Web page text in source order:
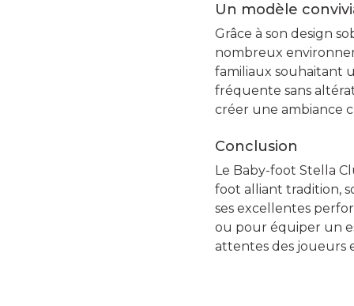
Un modèle
Grâce à son design
nombreux
familiaux souhaitant
fréquente sans
créer une ambiance
Conclusion
Le Baby-foot Stella
foot alliant tradition,
ses excellentes
ou pour équiper un
attentes des joueurs